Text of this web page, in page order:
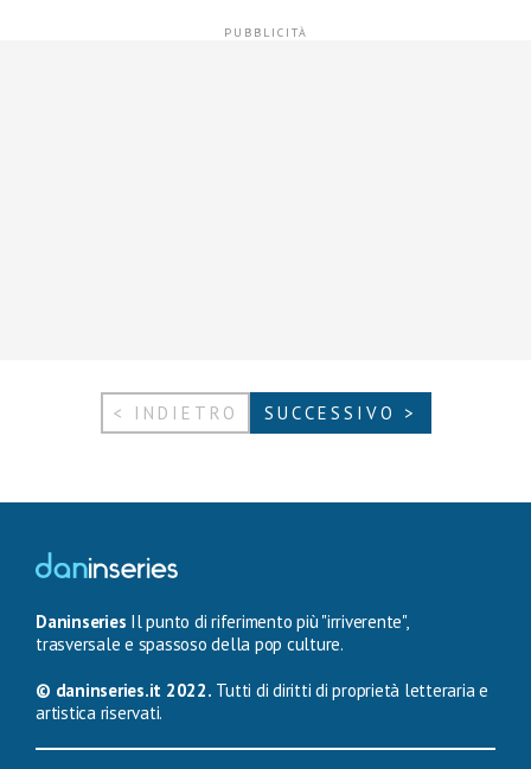
< INDIETRO SUCCESSIVO >
Daninseries Il punto di riferimento più "irriverente",
trasversale e spassoso della pop culture.
© daninseries.it 2022. Tutti di diritti di proprietà letteraria e
artistica riservati.